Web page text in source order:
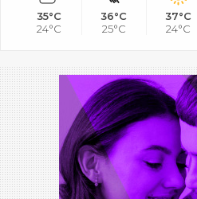
35°C
24°C
36°C
25°C
37°C
24°C